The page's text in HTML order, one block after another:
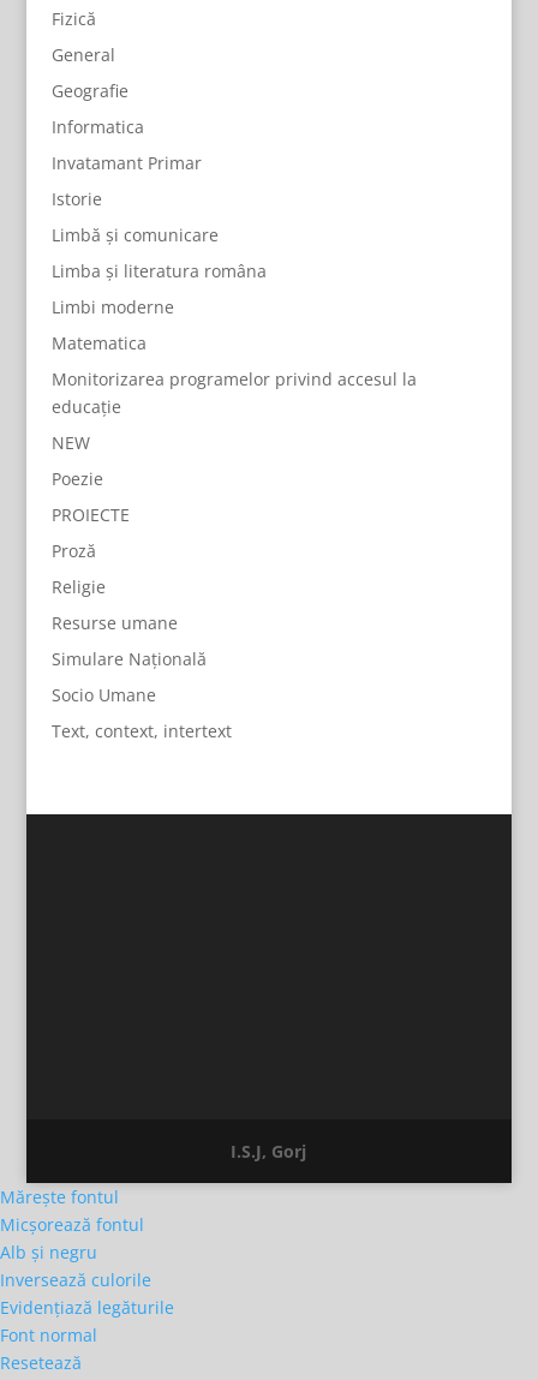
Fizică
General
Geografie
Informatica
Invatamant Primar
Istorie
Limbă și comunicare
Limba și literatura româna
Limbi moderne
Matematica
Monitorizarea programelor privind accesul la
educație
NEW
Poezie
PROIECTE
Proză
Religie
Resurse umane
Simulare Națională
Socio Umane
Text, context, intertext
I.S.J, Gorj
Mărește fontul
Micșorează fontul
Alb și negru
Inversează culorile
Evidențiază legăturile
Font normal
Resetează